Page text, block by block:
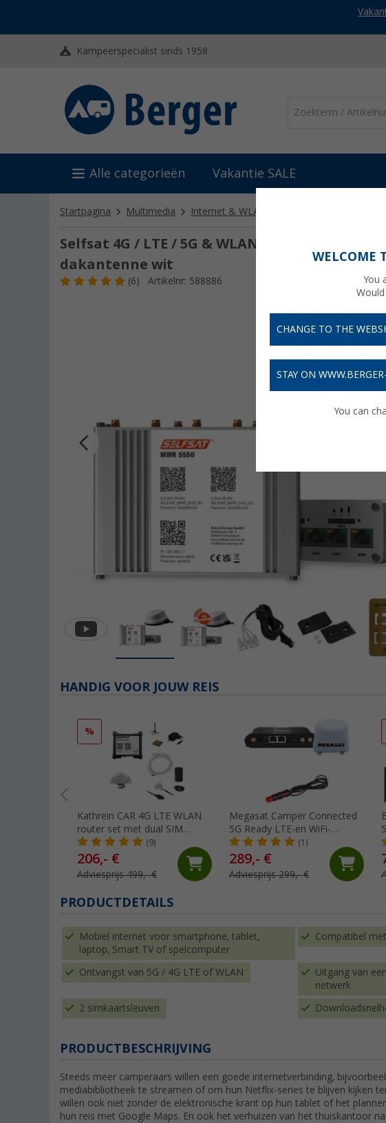
Kampeerspecialist sinds 1958
Alle categorieën Vakantie SALE
Startpagina Multimedia Internet & WLAN Selfsat
Selfsat 4G / LTE / 5G & WLAN Internet Router
dakantenne wit
(6) Artikelnr: 588886
HANDIG VOOR JOUW REIS
%
Kathrein CAR 4G LTE WLAN
router set met dual SIM
functie en buitenantenne wit
(9)
206,- €
Adviesprijs 499,- €
Megasat Camper Connected
5G Ready LTE-en WiFi-
Systeem met buitenantenne
en router
(1)
289,- €
Adviesprijs 299,- €
PRODUCTDETAILS
Mobiel internet voor smartphone, tablet,
laptop, Smart TV of spelcomputer
Compatibel
Ontvangst van 5G / 4G LTE of WLAN
Uitgang van
netwerk
2 simkaartsleuven
PRODUCTBESCHRIJVING
Steeds meer camperaars willen een goede internetverbinding,
mediabibliotheek te streamen of om hun Netflix-series te blijven kijken
willen ook niet zonder de elektronische krant op hun tablet of het
hun reis met Google Maps. En ook het verhuizen van het thuiskantoor
WELCOME
You
CHANGE TO THE
STAY ON
You can